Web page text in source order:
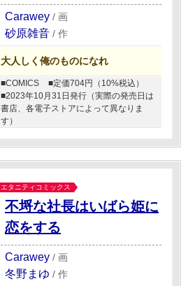
Carawey / 画
砂原雑音 / 作
大人しく俺のものになれ
■COMICS
■定価704円（10%税込）
■2023年10月31日発行（実際の発売日は
書店、各電子ストアによって異なりま
す）
エタニティコミックス
不埒な社長はいばら姫に
恋をする
Carawey / 画
冬野まゆ / 作